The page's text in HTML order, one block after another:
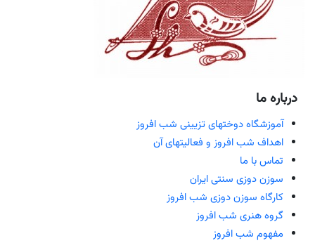
درباره ما
آموزشگاه دوختهای تزیینی شب افروز
اهداف شب افروز و فعالیتهای آن
تماس با ما
سوزن دوزی سنتی ایران
کارگاه سوزن دوزی شب افروز
گروه هنری شب افروز
مفهوم شب افروز